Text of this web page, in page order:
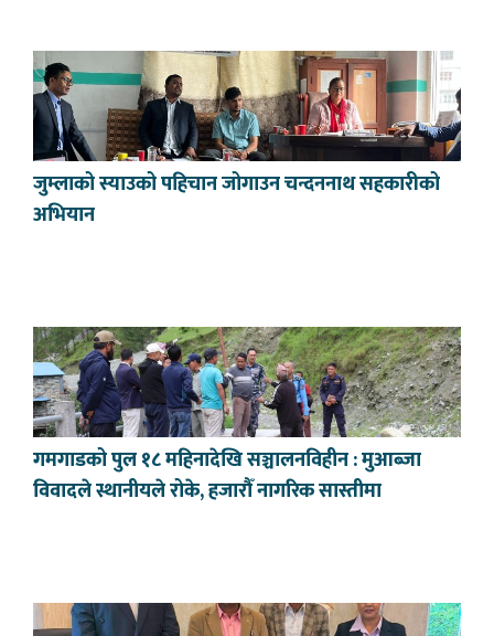
जुम्लाको स्याउको पहिचान जोगाउन चन्दननाथ सहकारीको
अभियान
गमगाडको पुल १८ महिनादेखि सञ्चालनविहीन : मुआब्जा
विवादले स्थानीयले रोके, हजारौँ नागरिक सास्तीमा